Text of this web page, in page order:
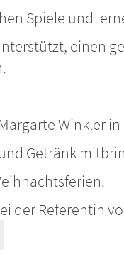
Spiele und
einen
Winkler
Getränk
der Referentin